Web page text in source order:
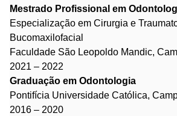
Mestrado Profissional em
Especialização em Cirurgia e
Bucomaxilofacial
Faculdade São Leopoldo Mandic,
2021 – 2022
Graduação em Odontologia
Pontifícia Universidade Católica,
2016 – 2020